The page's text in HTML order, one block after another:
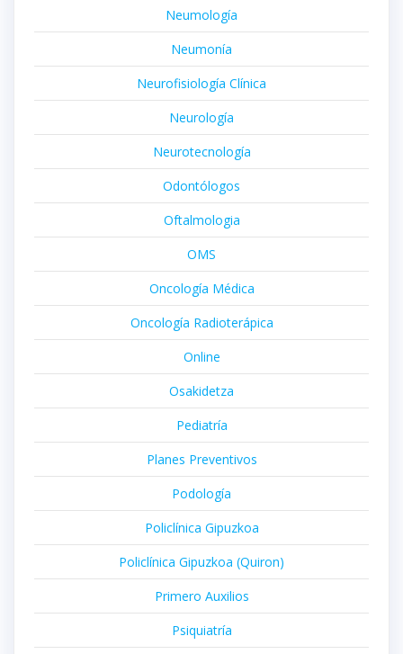
Neumología
Neumonía
Neurofisiología Clínica
Neurología
Neurotecnología
Odontólogos
Oftalmologia
OMS
Oncología Médica
Oncología Radioterápica
Online
Osakidetza
Pediatría
Planes Preventivos
Podología
Policlínica Gipuzkoa
Policlínica Gipuzkoa (Quiron)
Primero Auxilios
Psiquiatría